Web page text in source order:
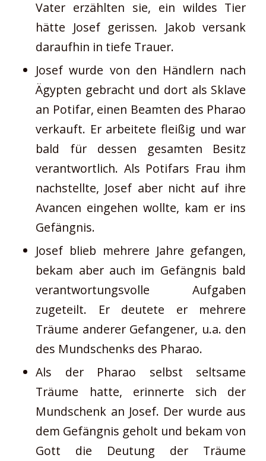
Vater erzählten sie, ein wildes Tier
hätte Josef gerissen. Jakob versank
daraufhin in tiefe Trauer.
Josef wurde von den Händlern nach
Ägypten gebracht und dort als Sklave
an Potifar, einen Beamten des Pharao
verkauft. Er arbeitete fleißig und war
bald für dessen gesamten Besitz
verantwortlich. Als Potifars Frau ihm
nachstellte, Josef aber nicht auf ihre
Avancen eingehen wollte, kam er ins
Gefängnis.
Josef blieb mehrere Jahre gefangen,
bekam aber auch im Gefängnis bald
verantwortungsvolle Aufgaben
zugeteilt. Er deutete er mehrere
Träume anderer Gefangener, u.a. den
des Mundschenks des Pharao.
Als der Pharao selbst seltsame
Träume hatte, erinnerte sich der
Mundschenk an Josef. Der wurde aus
dem Gefängnis geholt und bekam von
Gott die Deutung der Träume